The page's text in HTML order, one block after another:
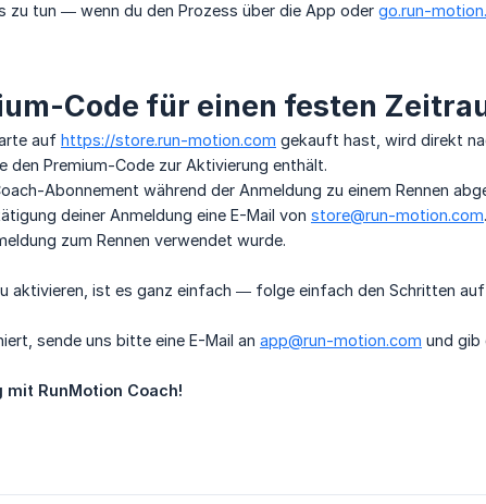
zu tun — wenn du den Prozess über die App oder go.run-
Code für einen festen
auf https://store.run-motion.com gekauft hast, wird direkt
den Premium-Code zur Aktivierung enthält.
Abonnement während der Anmeldung zu einem Rennen
deiner Anmeldung eine E-Mail von store@run-motion.com
zum Rennen verwendet wurde.
aktivieren, ist es ganz einfach — folge einfach den Schritten auf
sende uns bitte eine E-Mail an app@run-motion.com und gib
mit RunMotion Coach!